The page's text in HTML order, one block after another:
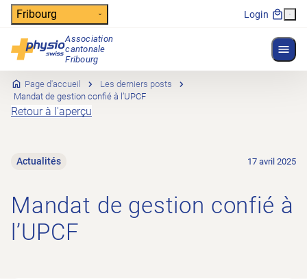
Header
Fribourg Login
Association
cantonale
Fribourg
Navigation principale
Page d'accueil
Les derniers posts
Mandat de gestion confié à l’UPCF
Retour à l'aperçu
Actualités 17 avril 2025
Mandat de gestion confié à
l’UPCF